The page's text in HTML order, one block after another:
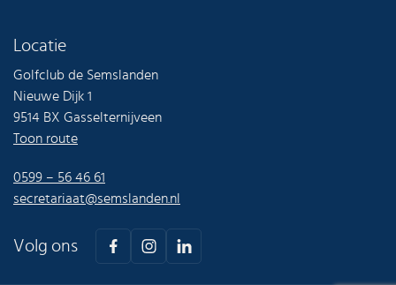
Locatie
Golfclub de Semslanden
Nieuwe Dijk 1
9514 BX Gasselternijveen
Toon route
0599 – 56 46 61
secretariaat@semslanden.nl
Volg ons